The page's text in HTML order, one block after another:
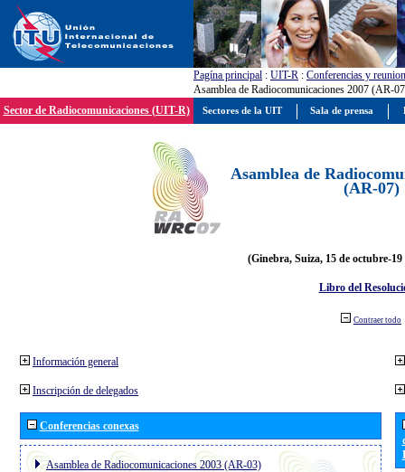
Pagína principal : UIT-R : Conferencias y
Asamblea de Radiocomunicaciones 2007 (AR-
Sector de Radiocomunicaciones (UIT-R)
Asamblea de
(AR-07)
(Ginebra, Suiza, 15 de octubre-19
Libro del
Contraer todo
Información general
Inscripción de delegados
Conferencias conexas
Asamblea de Radiocomunicaciones 2003 (AR-03)
Sectores de la UIT Sala de prensa